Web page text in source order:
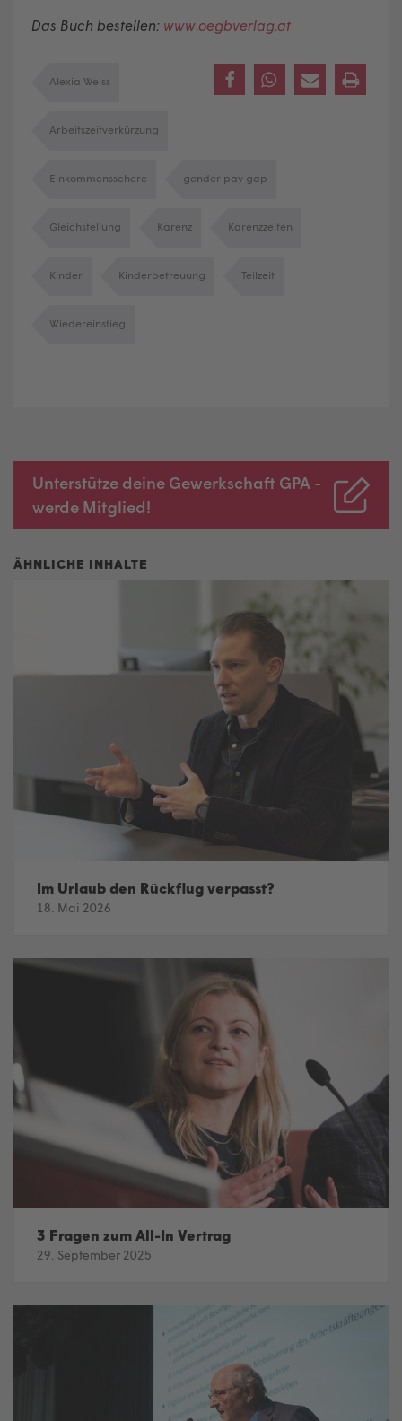
Das Buch bestellen: www.oegbverlag.at
Alexia Weiss
Arbeitszeitverkürzung
Einkommensschere gender pay gap
Gleichstellung Karenz Karenzzeiten
Kinder Kinderbetreuung Teilzeit
Wiedereinstieg
Unterstütze deine Gewerkschaft GPA -
werde Mitglied!
Im Urlaub den Rückflug verpasst?
18. Mai 2026
3 Fragen zum All-In Vertrag
29. September 2025